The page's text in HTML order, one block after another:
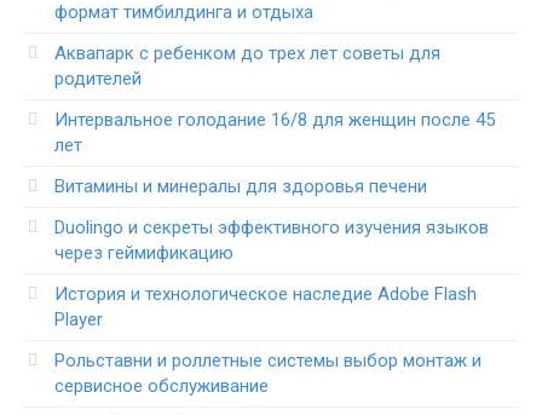
формат тимбилдинга и отдыха
Аквапарк с ребенком до трех лет советы для
родителей
Интервальное голодание 16/8 для женщин после 45
лет
Витамины и минералы для здоровья печени
Duolingo и секреты эффективного изучения языков
через геймификацию
История и технологическое наследие Adobe Flash
Player
Рольставни и роллетные системы выбор монтаж и
сервисное обслуживание